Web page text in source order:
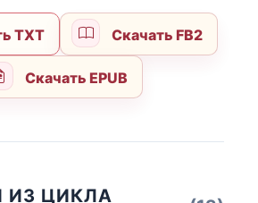
TXT Скачать FB2
Скачать EPUB
ИЗ ЦИКЛА